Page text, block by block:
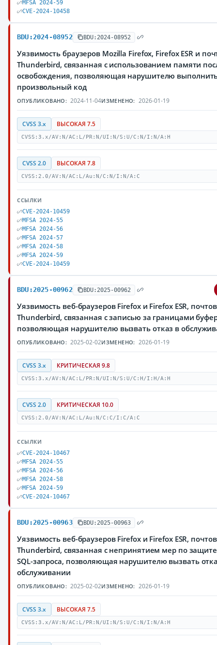
MFSA 2024-59
CVE-2024-10458
BDU:2024-08952 BDU:2024-08952
Уязвимость браузеров Mozilla Firefox, Firefox ESR и
Thunderbird, связанная с использованием памяти
освобождения, позволяющая нарушителю
произвольный код
ОПУБЛИКОВАНО: 2024-11-04ИЗМЕНЕНО: 2026-01-19
CVSS 3.x ВЫСОКАЯ 7.5
CVSS:3.x/AV:N/AC:L/PR:N/UI:N/S:U/C:N/I:N/A:H
CVSS 2.0 ВЫСОКАЯ 7.8
CVSS:2.0/AV:N/AC:L/Au:N/C:N/I:N/A:C
ССЫЛКИ
CVE-2024-10459
MFSA 2024-55
MFSA 2024-56
MFSA 2024-57
MFSA 2024-58
MFSA 2024-59
CVE-2024-10459
BDU:2025-00962 BDU:2025-00962
Уязвимость веб-браузеров Firefox и Firefox ESR,
Thunderbird, связанная с записью за границами
позволяющая нарушителю вызвать отказ в
ОПУБЛИКОВАНО: 2025-02-02ИЗМЕНЕНО: 2026-01-19
CVSS 3.x КРИТИЧЕСКАЯ 9.8
CVSS:3.x/AV:N/AC:L/PR:N/UI:N/S:U/C:H/I:H/A:H
CVSS 2.0 КРИТИЧЕСКАЯ 10.0
CVSS:2.0/AV:N/AC:L/Au:N/C:C/I:C/A:C
ССЫЛКИ
CVE-2024-10467
MFSA 2024-55
MFSA 2024-56
MFSA 2024-58
MFSA 2024-59
CVE-2024-10467
BDU:2025-00963 BDU:2025-00963
Уязвимость веб-браузеров Firefox и Firefox ESR,
Thunderbird, связанная с непринятием мер по
SQL-запроса, позволяющая нарушителю вызвать
обслуживании
ОПУБЛИКОВАНО: 2025-02-02ИЗМЕНЕНО: 2026-01-19
CVSS 3.x ВЫСОКАЯ 7.5
CVSS:3.x/AV:N/AC:L/PR:N/UI:N/S:U/C:N/I:N/A:H